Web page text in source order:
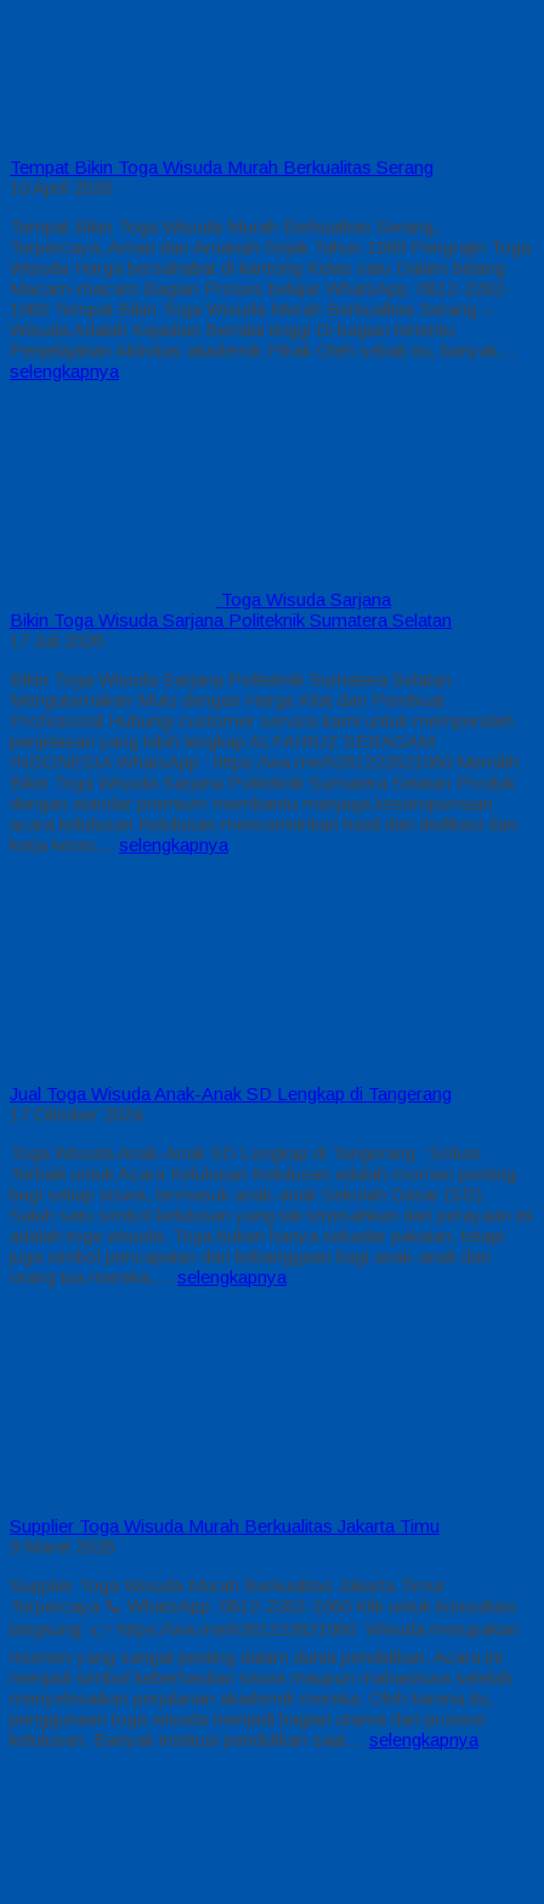
Tempat Bikin Toga Wisuda Murah Berkualitas Serang
10 April 2026
Tempat Bikin Toga Wisuda Murah Berkualitas Serang,
Terpercaya, Aman dan Amanah Sejak Tahun 1999 Pengrajin Toga
Wisuda Harga bersahabat di kantong Kelas satu Dalam bidang
Macam-macam Bagian Proses belajar WhatsApp: 0812-2282-
1060 Tempat Bikin Toga Wisuda Murah Berkualitas Serang –
Wisuda Adalah Kejadian Bernilai tinggi Di bagian tertentu
Penjelajahan Aktivitas akademik Pihak Oleh sebab itu, banyak…
selengkapnya
Toga Wisuda Sarjana
Bikin Toga Wisuda Sarjana Politeknik Sumatera Selatan
17 Juli 2026
Bikin Toga Wisuda Sarjana Politeknik Sumatera Selatan
Mengutamakan Mutu dengan Harga Kilat dari Pembuat
Profesional Hubungi customer service kami untuk memperoleh
penjelasan yang lebih lengkap ALFAIRUZ SERAGAM
INDONESIA WhatsApp : https://wa.me/6281222821060 Memilih
Bikin Toga Wisuda Sarjana Politeknik Sumatera Selatan Produk
dengan standar premium membantu menjaga kesempurnaan
acara kelulusan Kelulusan mencerminkan hasil dari dedikasi dan
kerja keras… selengkapnya
Jual Toga Wisuda Anak-Anak SD Lengkap di Tangerang
17 Oktober 2024
Toga Wisuda Anak-Anak SD Lengkap di Tangerang : Solusi
Terbaik untuk Acara Kelulusan Kelulusan adalah momen penting
bagi setiap siswa, termasuk anak-anak Sekolah Dasar (SD).
Salah satu simbol kelulusan yang tak terpisahkan dari perayaan ini
adalah toga wisuda. Toga bukan hanya sekadar pakaian, tetapi
juga simbol pencapaian dan kebanggaan bagi anak-anak dan
orang tua mereka…. selengkapnya
Supplier Toga Wisuda Murah Berkualitas Jakarta Timu
9 Maret 2026
Supplier Toga Wisuda Murah Berkualitas Jakarta Timur
Terpercaya 📞 WhatsApp: 0812-2282-1060 Klik untuk konsultasi
langsung: 👉 https://wa.me/6281222821060 Wisuda merupakan
momen yang sangat penting dalam dunia pendidikan. Acara ini
menjadi simbol keberhasilan siswa maupun mahasiswa setelah
menyelesaikan perjalanan akademik mereka. Oleh karena itu,
penggunaan toga wisuda menjadi bagian utama dari prosesi
kelulusan. Banyak institusi pendidikan saat… selengkapnya